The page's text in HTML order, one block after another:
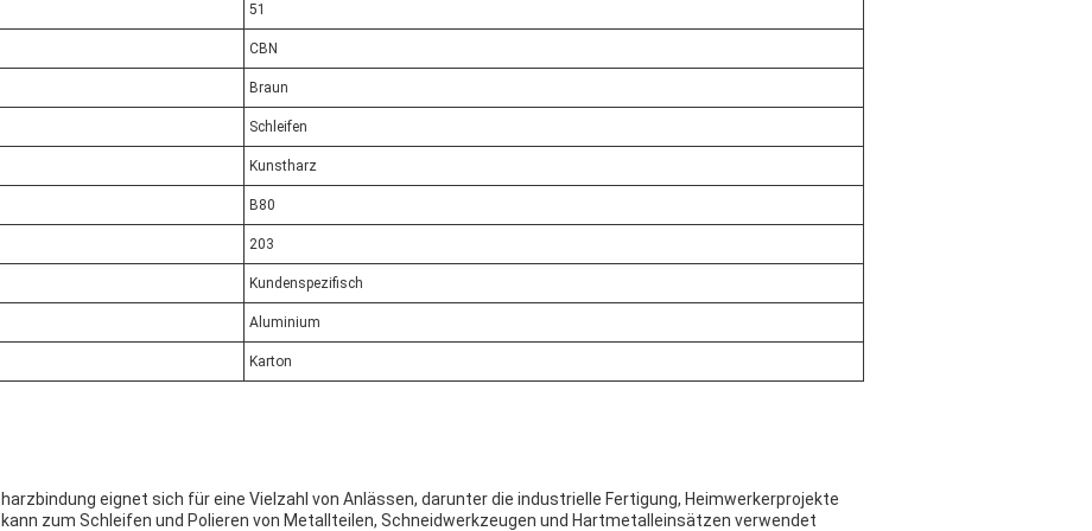
51
CBN
Braun
Schleifen
Kunstharz
B80
203
Kundenspezifisch
Aluminium
Karton
eignet sich für eine Vielzahl von Anlässen, darunter die industrielle Fertigung, Heimwerkerprojekte
zum Schleifen und Polieren von Metallteilen, Schneidwerkzeugen und Hartmetalleinsätzen verwendet